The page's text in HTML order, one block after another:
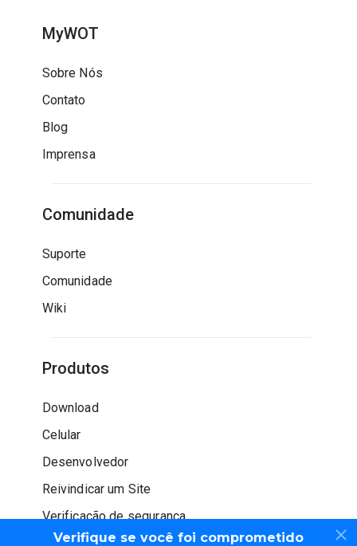
Verifique se você foi comprometido
MyWOT
Sobre Nós
Contato
Blog
Imprensa
Comunidade
Suporte
Comunidade
Wiki
Produtos
Download
Celular
Desenvolvedor
Reivindicar um Site
Verificação de segurança